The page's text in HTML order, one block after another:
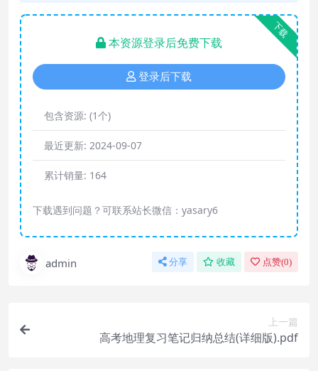
下载
本资源登录后免费下载
登录后下载
包含资源: (1个)
最近更新: 2024-09-07
累计销量: 164
下载遇到问题？可联系站长微信：yasary6
admin 分享 收藏 点赞(0)
上一篇
高考地理复习笔记归纳总结(详细版).pdf